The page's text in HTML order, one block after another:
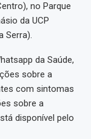
no Parque
da UCP
Serra).
da Saúde,
sobre a
com sintomas
sobre a
disponível pelo